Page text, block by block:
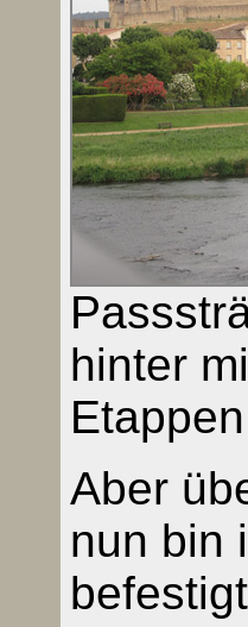
hinter
Aber
nun bin